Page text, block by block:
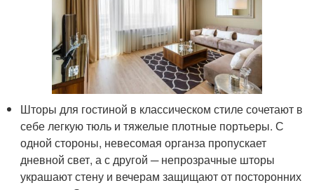
Шторы для гостиной в классическом стиле сочетают в
себе легкую тюль и тяжелые плотные портьеры. С
одной стороны, невесомая органза пропускает
дневной свет, а с другой ─ непрозрачные шторы
украшают стену и вечерам защищают от посторонних